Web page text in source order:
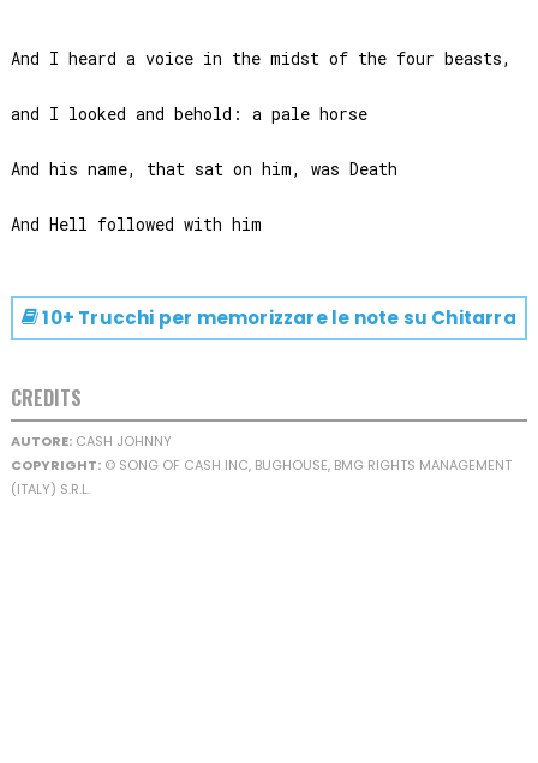
And I heard a voice in the midst of the four beasts,
and I looked and behold: a pale horse
And his name, that sat on him, was Death
10+ Trucchi per memorizzare le note su Chitarra
CREDITS
AUTORE:CASH JOHNNY
COPYRIGHT:© SONG OF CASH INC, BUGHOUSE, BMG RIGHTS MANAGEMENT
(ITALY) S.R.L.